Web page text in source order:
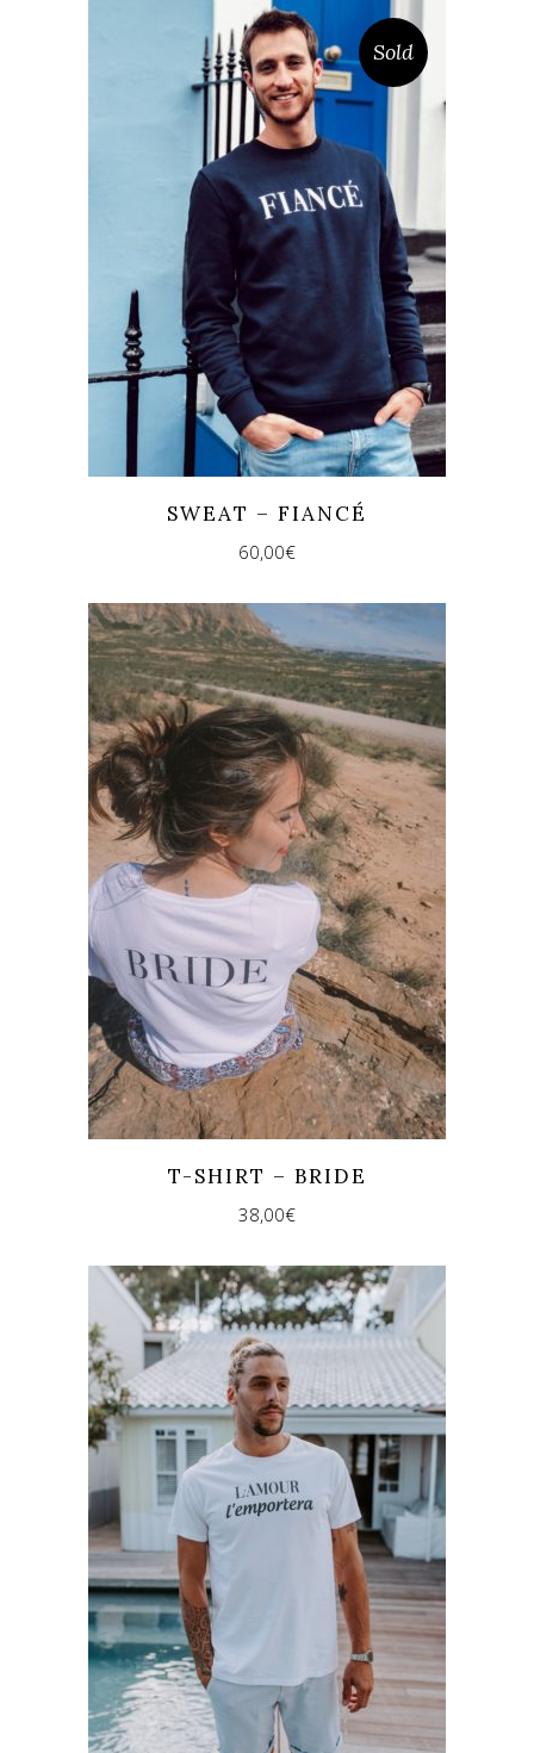
Sold
SWEAT – FIANCÉ
60,00€
T-SHIRT – BRIDE
38,00€